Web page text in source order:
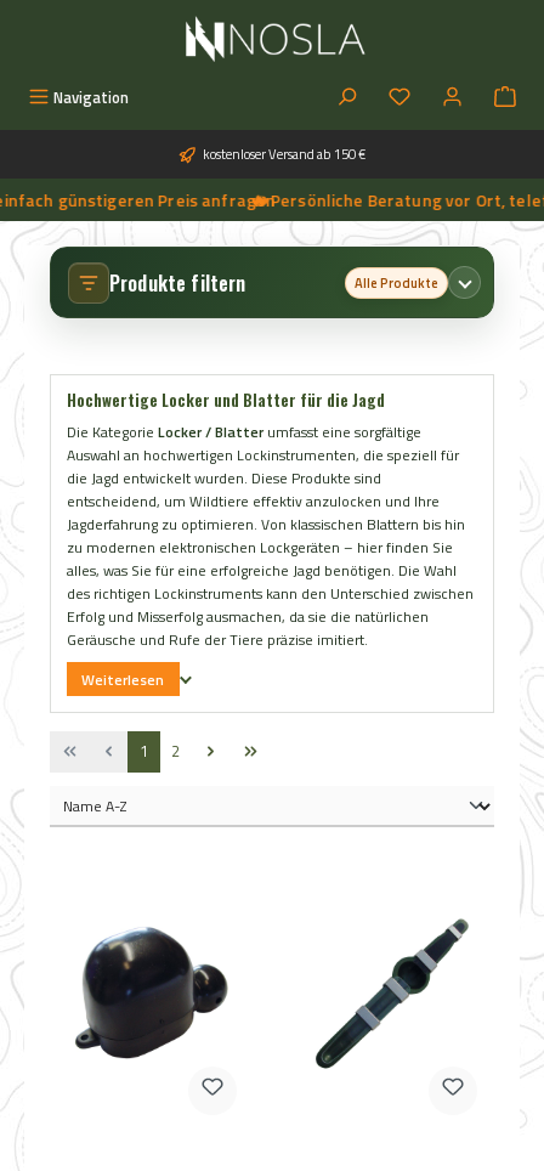
Navigation Du hast 0
kostenloser Versand ab 150 €
günstigeren Preis anfragen
➔
🔥 Persönliche Beratung vor Ort,
🔥 Aktuelle NOSLA-Angebote sichern | 🔥 einfach günstigeren Preis anfragen |
Produkte filtern Alle Produkte
Hochwertige Locker und Blatter für die Jagd
Die Kategorie Locker / Blatterumfasst eine sorgfältige
Auswahl an hochwertigen Lockinstrumenten, die speziell für
die Jagd entwickelt wurden. Diese Produkte sind
entscheidend, um Wildtiere effektiv anzulocken und Ihre
Jagderfahrung zu optimieren. Von klassischen Blattern bis hin
zu modernen elektronischen Lockgeräten – hier finden Sie
alles, was Sie für eine erfolgreiche Jagd benötigen. Die Wahl
des richtigen Lockinstruments kann den Unterschied zwischen
Erfolg und Misserfolg ausmachen, da sie die natürlichen
Geräusche und Rufe der Tiere präzise imitiert.
Weiterlesen
Seite
1 Seite
2